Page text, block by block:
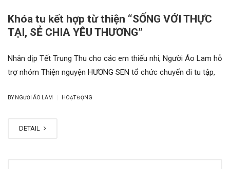
Khóa tu kết hợp từ thiện “SỐNG VỚI THỰC
TẠI, SẺ CHIA YÊU THƯƠNG”
Nhân dịp Tết Trung Thu cho các em thiếu nhi, Người Áo Lam hỗ
trợ nhóm Thiện nguyện HƯƠNG SEN tổ chức chuyến đi tu tập,
BY NGƯỜI ÁO LAM HOẠT ĐỘNG
DETAIL